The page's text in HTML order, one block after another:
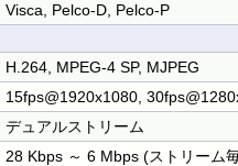
Visca, Pelco-D, Pelco-P
H.264, MPEG-4 SP, MJPEG
15fps@1920x1080,
デュアルストリーム
28 Kbps ～ 6 Mbps (ストリーム